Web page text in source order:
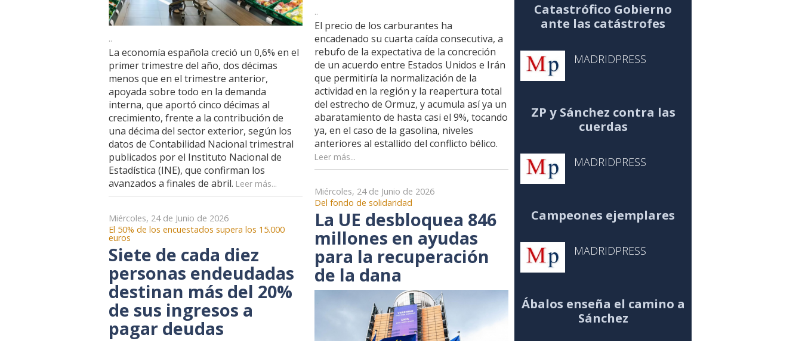
..
La economía española creció un 0,6% en el
primer trimestre del año, dos décimas
menos que en el trimestre anterior,
apoyada sobre todo en la demanda
interna, que aportó cinco décimas al
crecimiento, frente a la contribución de
una décima del sector exterior, según los
datos de Contabilidad Nacional trimestral
publicados por el Instituto Nacional de
Estadística (INE), que confirman los
avanzados a finales de abril. Leer más...
Miércoles, 24 de Junio de 2026
El 50% de los encuestados supera los 15.000
euros
Siete de cada diez
personas endeudadas
destinan más del 20%
de sus ingresos a
pagar deudas
..
El precio de los carburantes ha
encadenado su cuarta caída consecutiva, a
rebufo de la expectativa de la concreción
de un acuerdo entre Estados Unidos e Irán
que permitiría la normalización de la
actividad en la región y la reapertura total
del estrecho de Ormuz, y acumula así ya un
abaratamiento de hasta casi el 9%, tocando
ya, en el caso de la gasolina, niveles
anteriores al estallido del conflicto bélico.
Leer más...
Miércoles, 24 de Junio de 2026
Del fondo de solidaridad
La UE desbloquea 846
millones en ayudas
para la recuperación
de la dana
Catastrófico Gobierno
ante las catástrofes
MADRIDPRESS
ZP y Sánchez contra las
cuerdas
MADRIDPRESS
Campeones ejemplares
MADRIDPRESS
Ábalos enseña el camino a
Sánchez